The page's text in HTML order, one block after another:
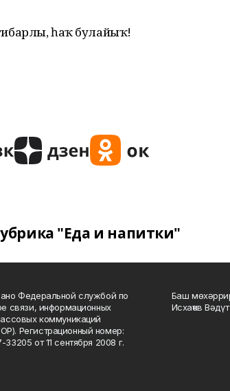
һаҡ булайыҡ!
"Еда и напитки"
Федеральной службой по
связи, информационных
коммуникаций
Регистрационный номер:
от 11 сентября 2008 г.
Баш
Исхаҡов